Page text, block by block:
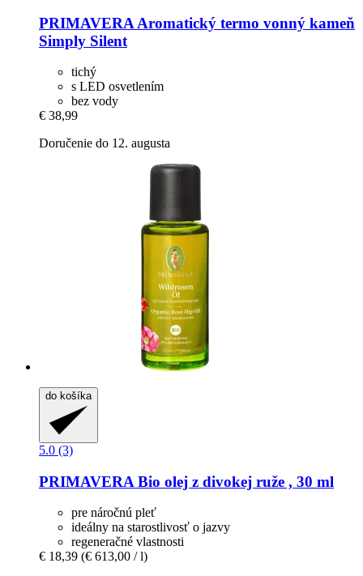
PRIMAVERA Aromatický termo vonný kameň
Simply Silent
tichý
s LED osvetlením
bez vody
€ 38,99
Doručenie do 12. augusta
do košíka
5.0 (3)
PRIMAVERA Bio olej z divokej ruže , 30 ml
pre náročnú pleť
ideálny na starostlivosť o jazvy
regeneračné vlastnosti
€ 18,39 (€ 613,00 / l)